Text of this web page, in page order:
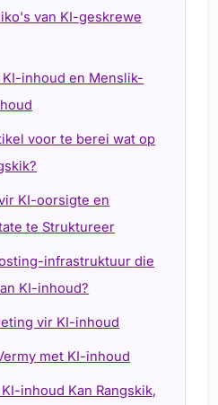
van KI-geskrewe
inhoud en Menslik-
voor te berei wat op
KI-oorsigte en
te Struktureer
infrastruktuur die
KI-inhoud?
vir KI-inhoud
met KI-inhoud
inhoud Kan Rangskik,